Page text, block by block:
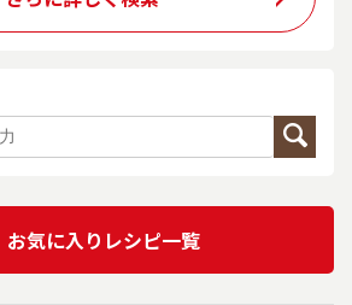
お気に入りレシピ一覧